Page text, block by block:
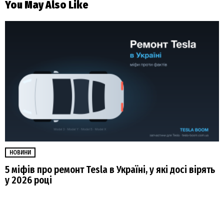
You May Also Like
НОВИНИ
5 міфів про ремонт Tesla в Україні, у які досі вірять
у 2026 році